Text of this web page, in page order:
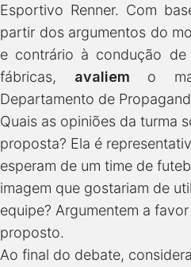
Esportivo Renner. Com
partir dos argumentos do
e contrário à condução
fábricas, avaliem o
Departamento de
Quais as opiniões da turma
proposta? Ela é
esperam de um time de
imagem que gostariam de
equipe? Argumentem a
proposto.
Ao final do debate,